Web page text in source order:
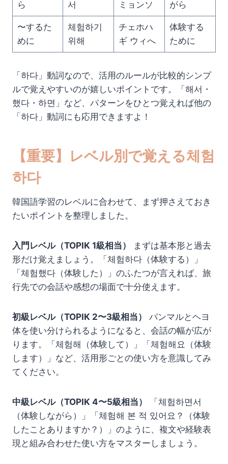
ら
서
ミョンソ
がら
〜するた
めに
체험하기
위해
チェホハ
ギ ウィへ
体験する
ために
「하다」動詞なので、活用のルールが比較的シンプ
ルで覚えやすいのが嬉しいポイントです。「해서・
했다・하면」など、パターンをひとつ覚えれば他の
「하다」動詞にも応用できますよ！
【重要】レベル別で覚える체험
하다
韓国語学習のレベルに合わせて、まず押さえておき
たいポイントを整理しました。
入門レベル（TOPIK 1級相当）
まずは基本形と過去
形だけ覚えましょう。「체험하다（体験する）」
「체험했다（体験した）」のふたつが言えれば、旅
行先での会話や感想の場面で十分使えます。
初級レベル（TOPIK 2〜3級相当）
パンマルとヘヨ
体を使い分けられるようになると、会話の幅が広が
ります。「체험해（体験して）」「체험해요（体験
します）」など、活用形ごとの使い方を意識してみ
てください。
中級レベル（TOPIK 4〜5級相当）
「체험하면서
（体験しながら）」「체험해 본 적 있어요？（体験
したことありますか？）」のように、複文や経験表
現と組み合わせた使い方をマスターしましょう。